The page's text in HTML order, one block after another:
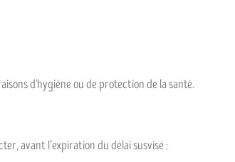
d'hygiène ou de protection de la santé.
avant l’expiration du délai susvisé :